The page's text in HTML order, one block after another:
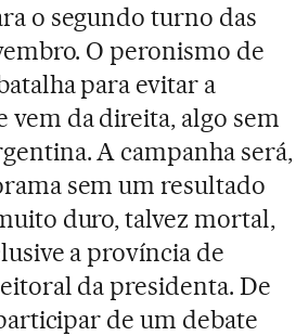
o segundo turno das
O peronismo de
para evitar a
da direita, algo sem
A campanha será,
sem um resultado
duro, talvez mortal,
a província de
da presidenta. De
de um debate